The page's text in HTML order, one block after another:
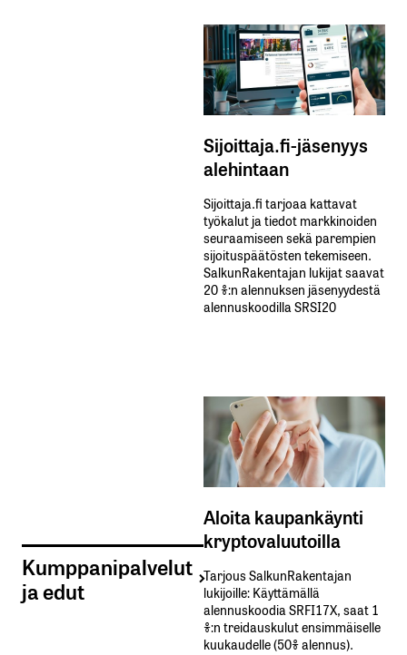
Kumppanipalvelut
ja edut
Sijoittaja.fi-jäsenyys
alehintaan
Sijoittaja.fi tarjoaa kattavat
työkalut ja tiedot markkinoiden
seuraamiseen sekä parempien
sijoituspäätösten tekemiseen.
SalkunRakentajan lukijat saavat
20 %:n alennuksen jäsenyydestä
alennuskoodilla SRSI20
Aloita kaupankäynti
kryptovaluutoilla
Tarjous SalkunRakentajan
lukijoille: Käyttämällä​ ​
alennuskoodia​ ​SRFI17X,​ ​saat​ ​1
%:n treidauskulut​ ​ensimmäiselle​ ​
kuukaudelle​ ​(50%​ ​alennus).